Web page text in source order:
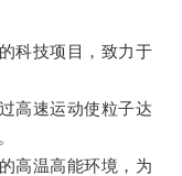
科技项目，致力于
高速运动使粒子达
高温高能环境，为